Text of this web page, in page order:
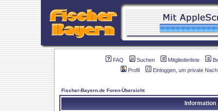
FAQ Suchen Mitgliederliste
Profil
Einloggen, um private
Fischer-Bayern.de Foren-Übersicht
Information